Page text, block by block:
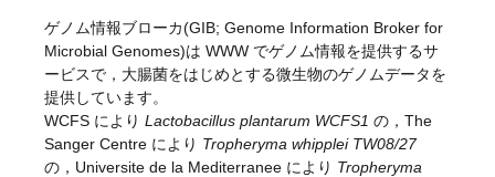
センターについて
利用規約
問合せ
ゲノム情報ブローカ(GIB; Genome Information Broker for
Microbial Genomes)は WWW でゲノム情報を提供するサ
ービスで，大腸菌をはじめとする微生物のゲノムデータを
提供しています。
WCFS により Lactobacillus plantarum WCFS1 の，The
Sanger Centre により Tropheryma whipplei TW08/27
の，Universite de la Mediterranee により Tropheryma